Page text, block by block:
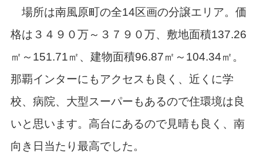
場所は南風原町の全14区画の分譲エリア。価
格は３４９０万～３７９０万、敷地面積137.26
㎡～151.71㎡、建物面積96.87㎡～104.34㎡。
那覇インターにもアクセスも良く、近くに学
校、病院、大型スーパーもあるので住環境は良
いと思います。高台にあるので見晴も良く、南
向き日当たり最高でした。